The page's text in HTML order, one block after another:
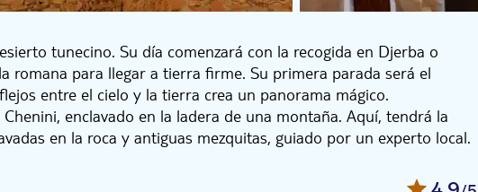
tunecino. Su día comenzará con la recogida en Djerba o
romana para llegar a tierra firme. Su primera parada será el
entre el cielo y la tierra crea un panorama mágico.
enclavado en la ladera de una montaña. Aquí, tendrá la
en la roca y antiguas mezquitas, guiado por un experto local.
cultura bereber, son realmente impresionantes. A continuación,
en un famoso escenario de rodaje de la saga Star